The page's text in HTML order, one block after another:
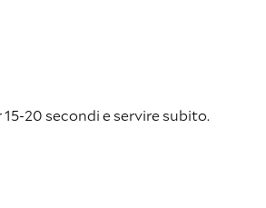
20 secondi e servire subito.